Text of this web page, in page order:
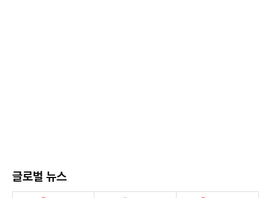
글로벌 뉴스